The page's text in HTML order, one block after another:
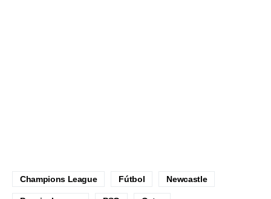
Champions League Fútbol Newcastle